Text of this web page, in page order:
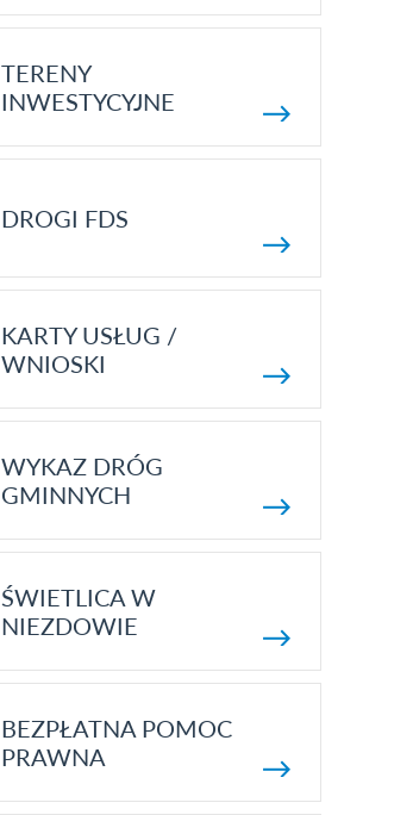
TERENY
INWESTYCYJNE
DROGI FDS
KARTY USŁUG /
WNIOSKI
WYKAZ DRÓG
GMINNYCH
ŚWIETLICA W
NIEZDOWIE
BEZPŁATNA POMOC
PRAWNA